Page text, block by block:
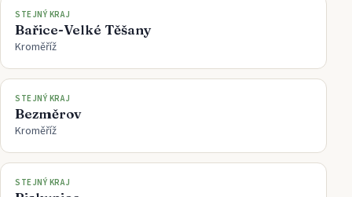
STEJNÝ KRAJ
Bařice-Velké Těšany
Kroměříž
STEJNÝ KRAJ
Bezměrov
Kroměříž
STEJNÝ KRAJ